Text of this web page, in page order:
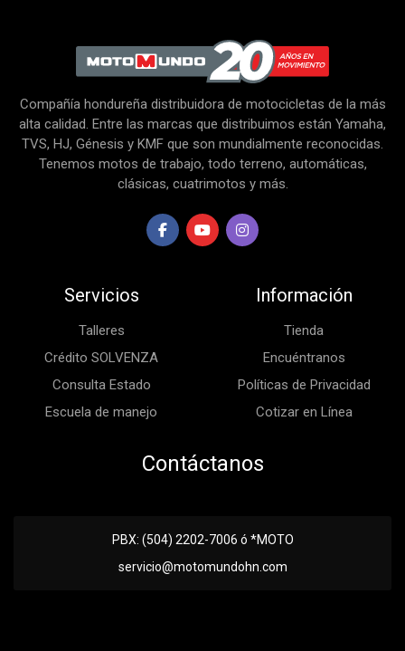
Compañía hondureña distribuidora de motocicletas de la más
alta calidad. Entre las marcas que distribuimos están Yamaha,
TVS, HJ, Génesis y KMF que son mundialmente reconocidas.
Tenemos motos de trabajo, todo terreno, automáticas,
clásicas, cuatrimotos y más.
Servicios
Talleres
Crédito SOLVENZA
Consulta Estado
Escuela de manejo
Información
Tienda
Encuéntranos
Políticas de Privacidad
Cotizar en Línea
Contáctanos
PBX: (504) 2202-7006 ó *MOTO
servicio@motomundohn.com